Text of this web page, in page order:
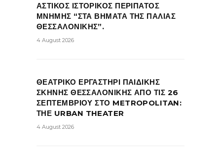
ΑΣΤΙΚΟΣ ΙΣΤΟΡΙΚΟΣ ΠΕΡΙΠΑΤΟΣ
ΜΝΗΜΗΣ “ΣΤΑ ΒΗΜΑΤΑ ΤΗΣ ΠΑΛΙΑΣ
ΘΕΣΣΑΛΟΝΙΚΗΣ”.
4 August 2026
ΘΕΑΤΡΙΚΟ ΕΡΓΑΣΤΗΡΙ ΠΑΙΔΙΚΗΣ
ΣΚΗΝΗΣ ΘΕΣΣΑΛΟΝΙΚΗΣ ΑΠΟ ΤΙΣ 26
ΣΕΠΤΕΜΒΡΙΟΥ ΣΤΟ METROPOLITAN:
ΤΗΕ URBAN THEATER
4 August 2026